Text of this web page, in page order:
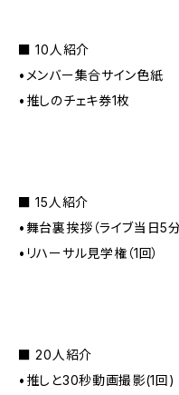
■ 10人紹介
•メンバー集合サイン色紙
•推しのチェキ券1枚
■ 15人紹介
•舞台裏挨拶（ライブ当日5分
•リハーサル見学権（1回）
■ 20人紹介
•推しと30秒動画撮影(1回)